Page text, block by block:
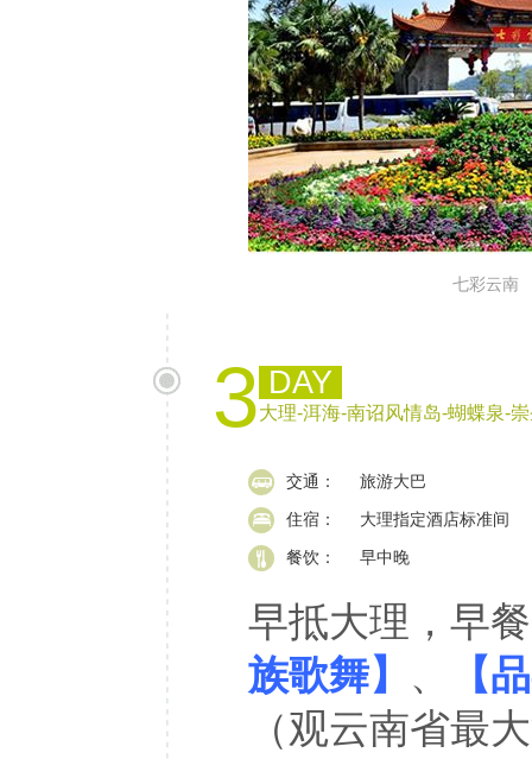
七彩云南
3 DAY
大理-洱海-南诏风情岛-蝴蝶泉-
交通： 旅游大巴
住宿： 大理指定酒店标准间
餐饮： 早中晚
早抵大理，早
族歌舞】 、
【
（观云南省最